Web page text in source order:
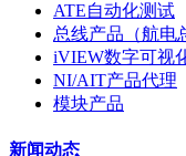
ATE自动化测试
总线产品（航电
iVIEW数字可视
NI/AIT产品代理
模块产品
新闻动态